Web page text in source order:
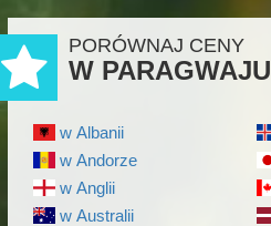
PORÓWNAJ CENY
W PARAGWAJU
w Albanii
w Andorze
w Anglii
w Australii